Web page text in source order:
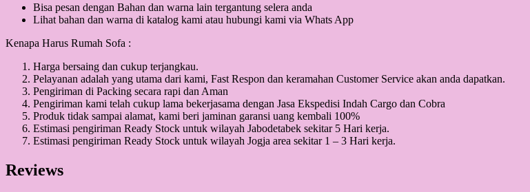
Bisa pesan dengan Bahan dan warna lain tergantung selera anda
Lihat bahan dan warna di katalog kami atau hubungi kami via Whats App
Kenapa Harus Rumah Sofa :
Harga bersaing dan cukup terjangkau.
Pelayanan adalah yang utama dari kami, Fast Respon dan keramahan Customer Service akan anda dapatkan.
Pengiriman di Packing secara rapi dan Aman
Pengiriman kami telah cukup lama bekerjasama dengan Jasa Ekspedisi Indah Cargo dan Cobra
Produk tidak sampai alamat, kami beri jaminan garansi uang kembali 100%
Estimasi pengiriman Ready Stock untuk wilayah Jabodetabek sekitar 5 Hari kerja.
Estimasi pengiriman Ready Stock untuk wilayah Jogja area sekitar 1 – 3 Hari kerja.
Reviews